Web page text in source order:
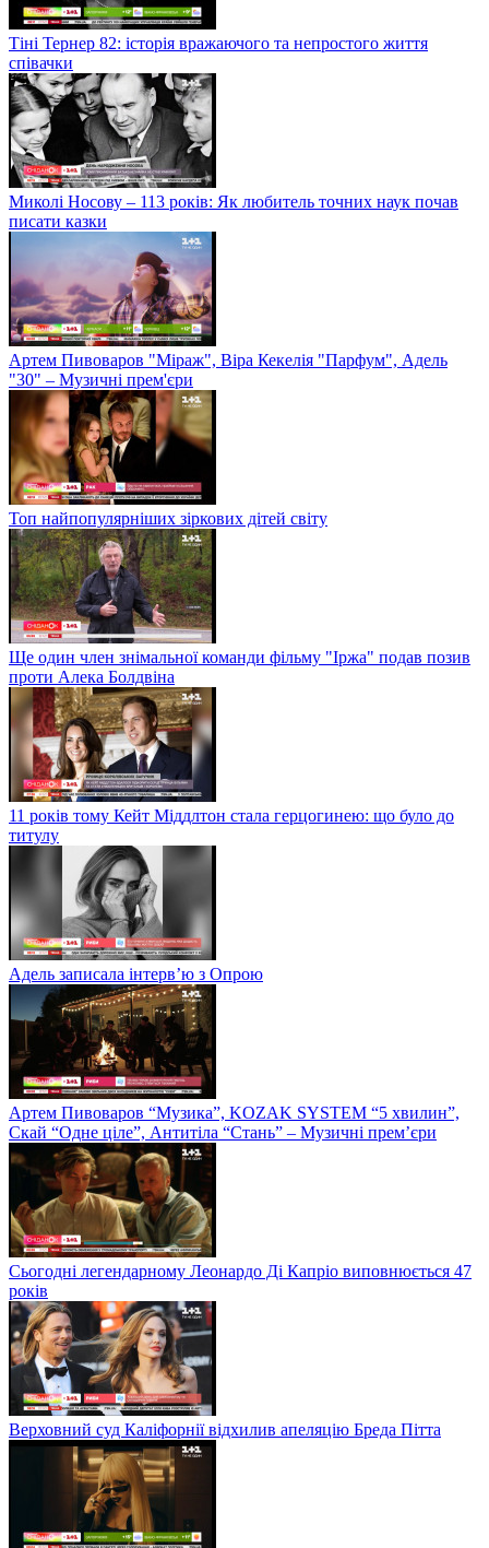
Тіні Тернер 82: історія вражаючого та непростого життя
співачки
Миколі Носову – 113 років: Як любитель точних наук почав
писати казки
Артем Пивоваров "Міраж", Віра Кекелія "Парфум", Адель
"30" – Музичні прем'єри
Топ найпопулярніших зіркових дітей світу
Ще один член знімальної команди фільму "Іржа" подав позив
проти Алека Болдвіна
11 років тому Кейт Міддлтон стала герцогинею: що було до
титулу
Адель записала інтерв’ю з Опрою
Артем Пивоваров “Музика”, KOZAK SYSTEM “5 хвилин”,
Скай “Одне ціле”, Антитіла “Стань” – Музичні прем’єри
Сьогодні легендарному Леонардо Ді Капріо виповнюється 47
років
Верховний суд Каліфорнії відхилив апеляцію Бреда Пітта